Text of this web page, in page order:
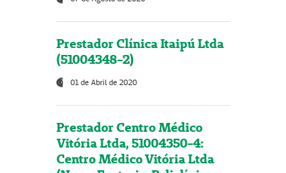
Prestador Clínica Itaipú Ltda
(51004348-2)
01 de Abril de 2020
Prestador Centro Médico
Vitória Ltda, 51004350-4:
Centro Médico Vitória Ltda